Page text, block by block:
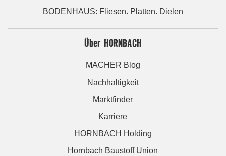
BODENHAUS: Fliesen. Platten. Dielen
Über HORNBACH
MACHER Blog
Nachhaltigkeit
Marktfinder
Karriere
HORNBACH Holding
Hornbach Baustoff Union